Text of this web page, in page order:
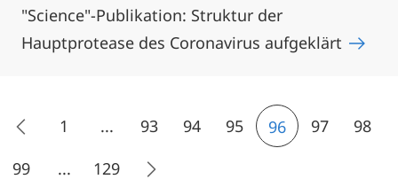
"Science"-Publikation: Struktur der
Hauptprotease des Coronavirus aufgeklärt
1 ... 93 94 95 96 97
98
99
... 129